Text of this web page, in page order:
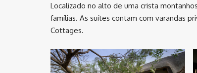
Localizado no alto de uma crista
famílias. As suítes contam com varandas
Cottages.